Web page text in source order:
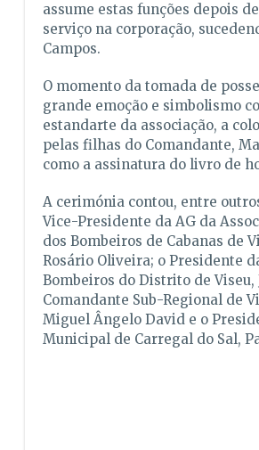
assume estas funções depois
serviço na corporação,
Campos.
O momento da tomada de
grande emoção e simbolismo
estandarte da associação, a
pelas filhas do Comandante,
como a assinatura do livro de
A cerimónia contou, entre
Vice-Presidente da AG da
dos Bombeiros de Cabanas de
Rosário Oliveira; o Presidente
Bombeiros do Distrito de Viseu,
Comandante Sub-Regional de
Miguel Ângelo David e o
Municipal de Carregal do Sal,